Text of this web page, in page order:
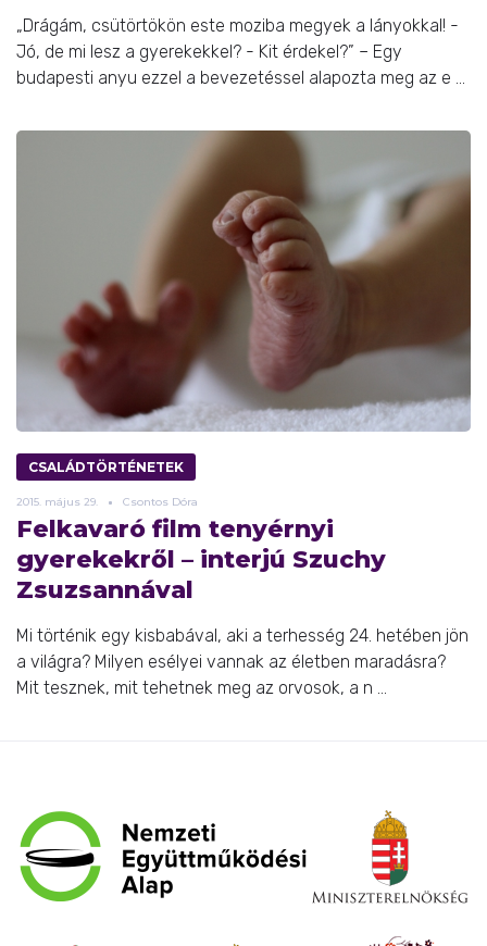
„Drágám, csütörtökön este moziba megyek a lányokkal! -
Jó, de mi lesz a gyerekekkel? - Kit érdekel?” – Egy
budapesti anyu ezzel a bevezetéssel alapozta meg az e ...
CSALÁDTÖRTÉNETEK
2015. május 29. Csontos Dóra
Felkavaró film tenyérnyi
gyerekekről – interjú Szuchy
Zsuzsannával
Mi történik egy kisbabával, aki a terhesség 24. hetében jön
a világra? Milyen esélyei vannak az életben maradásra?
Mit tesznek, mit tehetnek meg az orvosok, a n ...